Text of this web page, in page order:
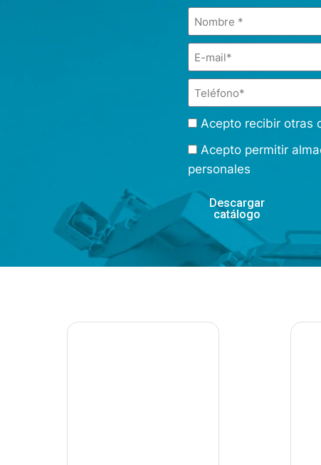
Acepto recibir otras
Acepto permitir
personales
Descargar
catálogo